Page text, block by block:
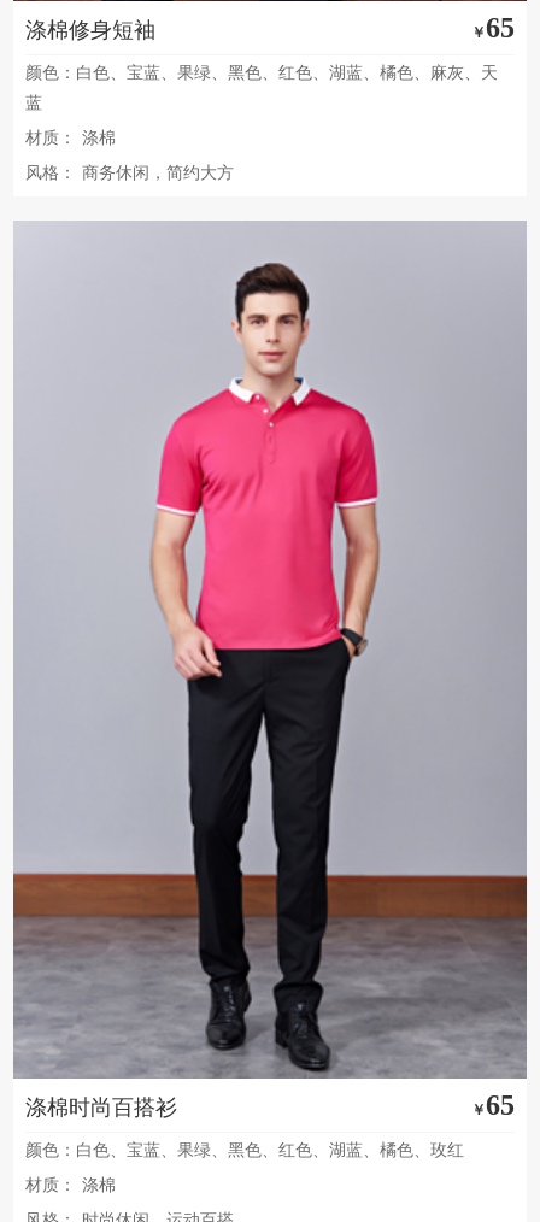
涤棉修身短袖 ￥65
颜色：白色、宝蓝、果绿、黑色、红色、湖蓝、橘色、麻灰、天
蓝
材质：
涤棉
风格：
商务休闲，简约大方
涤棉时尚百搭衫 ￥65
颜色：白色、宝蓝、果绿、黑色、红色、湖蓝、橘色、玫红
材质：
涤棉